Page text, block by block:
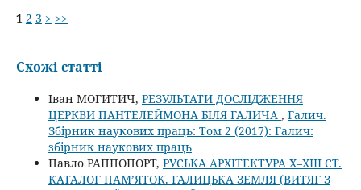
1 2 3 > >>
Схожі статті
Іван МОГИТИЧ, РЕЗУЛЬТАТИ ДОСЛІДЖЕННЯ
ЦЕРКВИ ПАНТЕЛЕЙМОНА БІЛЯ ГАЛИЧА , Галич.
Збірник наукових праць: Том 2 (2017): Галич:
збірник наукових праць
Павло РАППОПОРТ, РУСЬКА АРХІТЕКТУРА Х–ХІІІ СТ.
КАТАЛОГ ПАМ’ЯТОК. ГАЛИЦЬКА ЗЕМЛЯ (ВИТЯГ З